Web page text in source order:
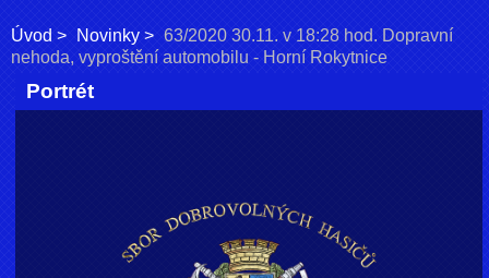
Úvod Novinky
63/2020 30.11. v 18:28 hod. Dopravní
nehoda, vyproštění automobilu - Horní Rokytnice
Portrét